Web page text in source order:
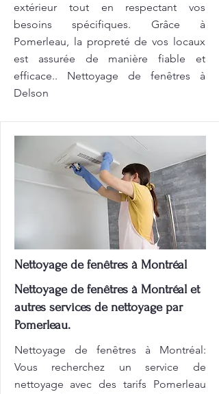
extérieur tout en respectant vos
besoins spécifiques. Grâce à
Pomerleau, la propreté de vos locaux
est assurée de manière fiable et
efficace.. Nettoyage de fenêtres à
Delson
Nettoyage de fenêtres à Montréal
Nettoyage de fenêtres à Montréal et
autres services de nettoyage par
Pomerleau.
Nettoyage de fenêtres à Montréal:
Vous recherchez un service de
nettoyage avec des tarifs Pomerleau